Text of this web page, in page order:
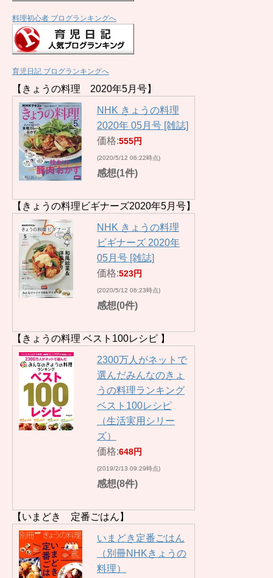
料理初心者 ブログランキングへ
育児日記 ブログランキングへ
【きょうの料理 2020年5月号】
NHK きょうの料理
2020年 05月号 [雑誌]
価格:555円
(2020/5/12 06:22時点)
感想(1件)
【きょうの料理ビギナーズ2020年5月号】
NHK きょうの料理
ビギナーズ 2020年
05月号 [雑誌]
価格:523円
(2020/5/12 06:23時点)
感想(0件)
【きょうの料理 ベスト100レシピ 】
2300万人がネットで
選んだみんなのきょ
うの料理ランキング
ベスト100レシピ
（生活実用シリー
ズ）
価格:648円
(2019/2/13 09:29時点)
感想(8件)
【いまどき 定番ごはん】
いまどき定番ごはん
（別冊NHKきょうの
料理）